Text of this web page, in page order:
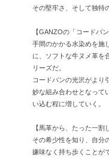
その堅牢さ、そして独特
【GANZOの「コードバ
手間のかかる水染めを施
に、ソフトな牛ヌメ革を
リーズだ。
コードバンの光沢がより
妙な組み合わせとなって
い込む程に増していく。
【馬革から、たった一割
その希少性を知り、自分
嫌味なく持ち歩くことが